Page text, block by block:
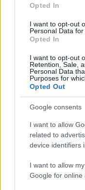
Opted In
I want to opt-out
Personal Data for
Opted In
I want to opt-out
Retention, Sale,
Personal Data
Purposes for
Opted Out
Google consents
I want to allow
related to
device identifiers
I want to allow
Google for online